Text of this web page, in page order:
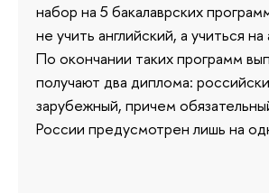
набор на 5 бакалаврских
не учить английский, а учиться
По окончании таких программ
получают два диплома:
зарубежный, причем
России предусмотрен лишь на